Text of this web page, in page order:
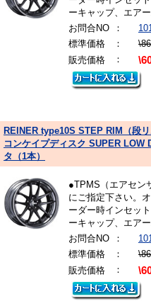
ーキャップ、エア
お問合NO
：
標準価格
：
販売価格
：
REINER type10S STEP RIM（段
コンケイプディスク SUPER LOW
タ（1本）
●TPMS（エアセン
にご指定下さい。
ーダー時インセッ
ーキャップ、エア
お問合NO
：
標準価格
：
販売価格
：